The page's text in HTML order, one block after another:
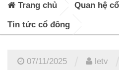
Trang chủ Quan hệ
Tin tức cổ đông
07/11/2025 letv